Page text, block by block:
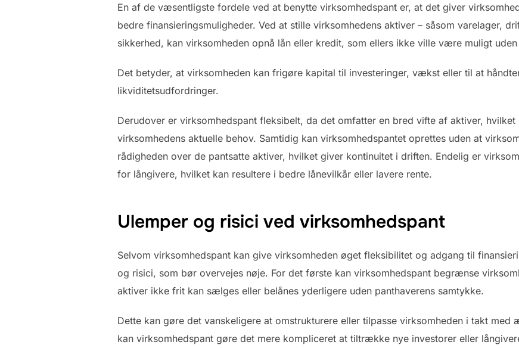
En af de væsentligste fordele ved at benytte virksomhedspant er, at det giver
bedre finansieringsmuligheder. Ved at stille virksomhedens aktiver – såsom varelager,
sikkerhed, kan virksomheden opnå lån eller kredit, som ellers ikke ville være muligt
Det betyder, at virksomheden kan frigøre kapital til investeringer, vækst eller til at
likviditetsudfordringer.
Derudover er virksomhedspant fleksibelt, da det omfatter en bred vifte af aktiver,
virksomhedens aktuelle behov. Samtidig kan virksomhedspantet oprettes uden at
rådigheden over de pantsatte aktiver, hvilket giver kontinuitet i driften. Endelig er
for långivere, hvilket kan resultere i bedre lånevilkår eller lavere rente.
Ulemper og risici ved virksomhedspant
Selvom virksomhedspant kan give virksomheden øget fleksibilitet og adgang til
og risici, som bør overvejes nøje. For det første kan virksomhedspant begrænse
aktiver ikke frit kan sælges eller belånes yderligere uden panthaverens samtykke.
Dette kan gøre det vanskeligere at omstrukturere eller tilpasse virksomheden i takt
kan virksomhedspant gøre det mere kompliceret at tiltrække nye investorer eller